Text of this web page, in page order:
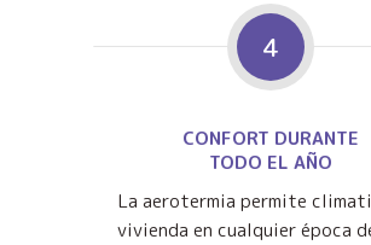
4
CONFORT DURANTE
TODO EL AÑO
La aerotermia permite
vivienda en cualquier época